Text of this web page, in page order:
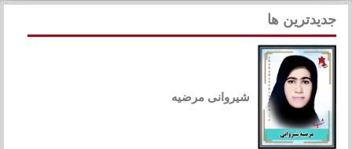
جدیدترین ها
شیروانی مرضیه